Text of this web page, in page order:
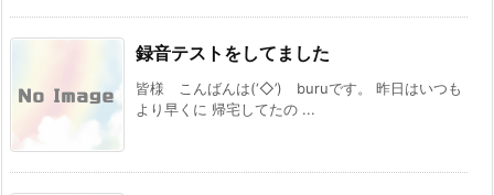
録音テストをしてました
皆様 こんばんは(‘◇’)ゞburuです。 昨日はいつも
より早くに 帰宅してたの ...